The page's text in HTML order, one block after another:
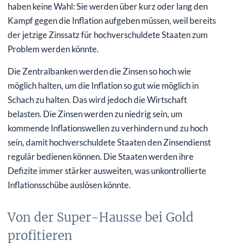
haben keine Wahl: Sie werden über kurz oder lang den
Kampf gegen die Inflation aufgeben müssen, weil bereits
der jetzige Zinssatz für hochverschuldete Staaten zum
Problem werden könnte.
Die Zentralbanken werden die Zinsen so hoch wie
möglich halten, um die Inflation so gut wie möglich in
Schach zu halten. Das wird jedoch die Wirtschaft
belasten. Die Zinsen werden zu niedrig sein, um
kommende Inflationswellen zu verhindern und zu hoch
sein, damit hochverschuldete Staaten den Zinsendienst
regulär bedienen können. Die Staaten werden ihre
Defizite immer stärker ausweiten, was unkontrollierte
Inflationsschübe auslösen könnte.
Von der Super-Hausse bei Gold
profitieren